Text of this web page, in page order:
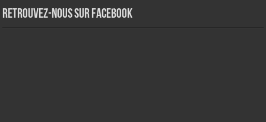
Retrouvez-nous sur Facebook